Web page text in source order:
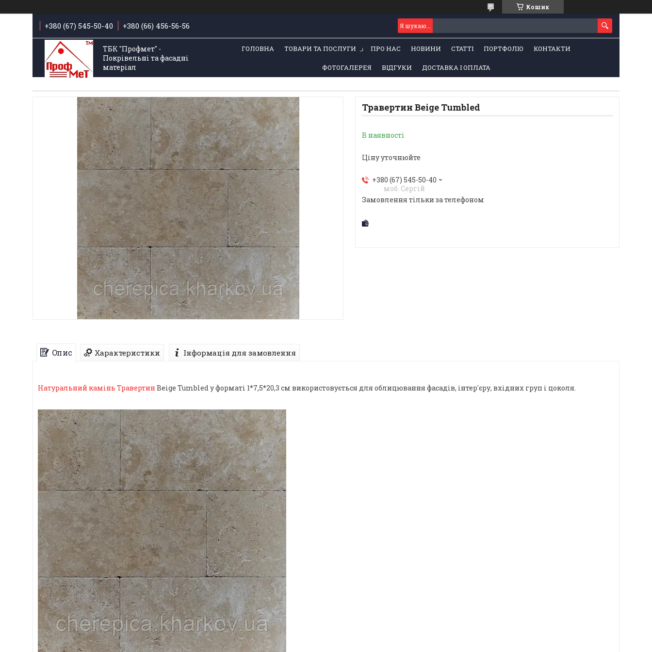
Кошик
+380 (67) 545-50-40 +380 (66) 456-56-56
ТБК "Профмет" -
Покрівельні та фасадні
матеріал
ГОЛОВНА ТОВАРИ ТА ПОСЛУГИ ПРО НАС НОВИНИ СТАТТІ ПОРТФОЛІО КОНТАКТИ
ФОТОГАЛЕРЕЯ ВІДГУКИ ДОСТАВКА І ОПЛАТА
Травертин Beige Tumbled
В наявності
Ціну уточнюйте
+380 (67) 545-50-40
моб. Сергій
Замовлення тільки за телефоном
Опис Характеристики Інформація для замовлення
Натуральний камінь Травертин Beige Tumbled у форматі 1*7,5*20,3 см використовується для облицювання фасадів, інтер'єру, вхідних груп і цоколя.